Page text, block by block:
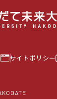
サイトポリシー